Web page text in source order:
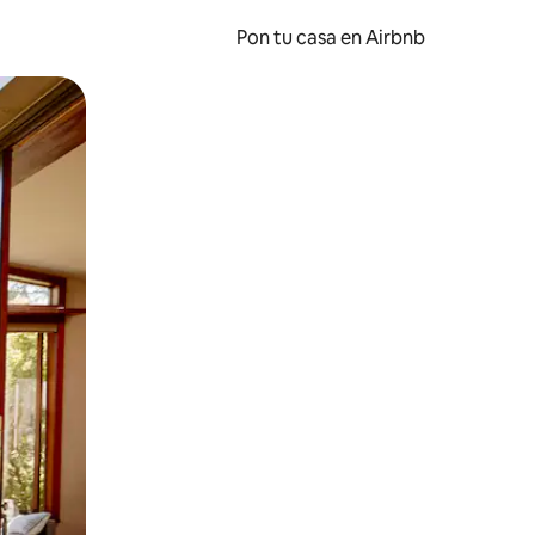
Pon tu casa en Airbnb
desliza el dedo.